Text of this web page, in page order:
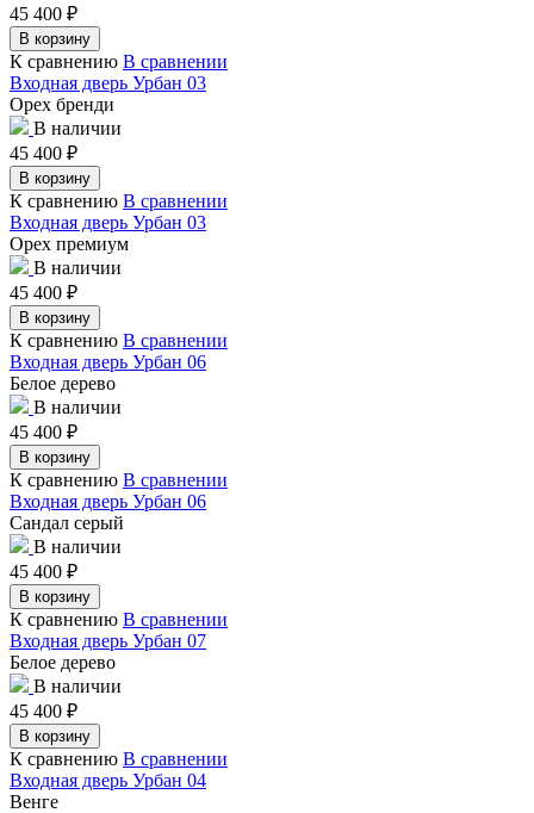
45 400 ₽
В корзину
К сравнению В сравнении
Входная дверь Урбан 03
Орех бренди
В наличии
45 400 ₽
В корзину
К сравнению В сравнении
Входная дверь Урбан 03
Орех премиум
В наличии
45 400 ₽
В корзину
К сравнению В сравнении
Входная дверь Урбан 06
Белое дерево
В наличии
45 400 ₽
В корзину
К сравнению В сравнении
Входная дверь Урбан 06
Сандал серый
В наличии
45 400 ₽
В корзину
К сравнению В сравнении
Входная дверь Урбан 07
Белое дерево
В наличии
45 400 ₽
В корзину
К сравнению В сравнении
Входная дверь Урбан 04
Венге